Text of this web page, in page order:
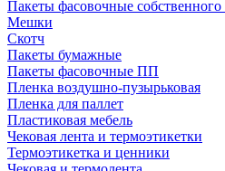
Пакеты фасовочные собственного
Мешки
Скотч
Пакеты бумажные
Пакеты фасовочные ПП
Пленка воздушно-пузырьковая
Пленка для паллет
Пластиковая мебель
Чековая лента и термоэтикетки
Термоэтикетка и ценники